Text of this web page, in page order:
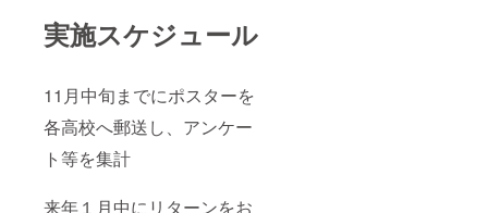
実施スケジュール
11月中旬までにポスターを
各高校へ郵送し、アンケー
ト等を集計
来年１月中にリターンをお